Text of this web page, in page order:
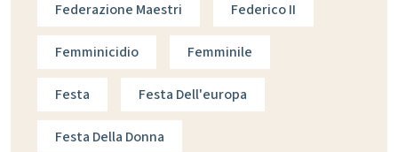
Federazione Maestri Federico II
Femminicidio Femminile
Festa Festa Dell'europa
Festa Della Donna